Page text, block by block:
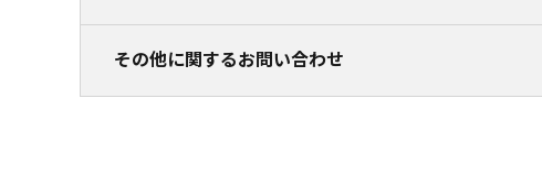
その他に関するお問い合わせ